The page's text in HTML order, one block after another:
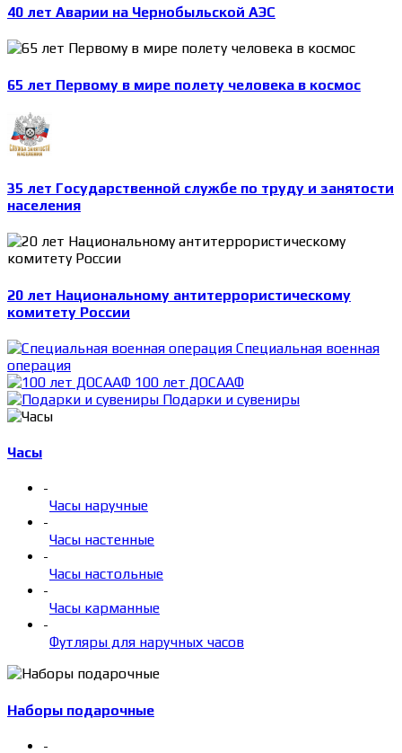
40 лет Аварии на Чернобыльской АЭС
65 лет Первому в мире полету человека в космос
35 лет Государственной службе по труду и занятости
населения
20 лет Национальному антитеррористическому
комитету России
Специальная военная
операция
100 лет ДОСААФ
Подарки и сувениры
Часы
-
Часы наручные
-
Часы настенные
-
Часы настольные
-
Часы карманные
-
Футляры для наручных часов
Наборы подарочные
-